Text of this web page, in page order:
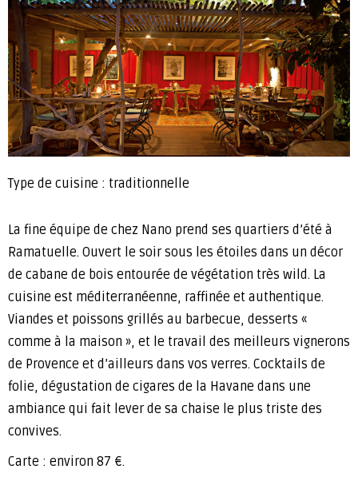
Type de cuisine : traditionnelle
La fine équipe de chez Nano prend ses quartiers d’été à
Ramatuelle. Ouvert le soir sous les étoiles dans un décor
de cabane de bois entourée de végétation très wild. La
cuisine est méditerranéenne, raffinée et authentique.
Viandes et poissons grillés au barbecue, desserts «
comme à la maison », et le travail des meilleurs vignerons
de Provence et d’ailleurs dans vos verres. Cocktails de
folie, dégustation de cigares de la Havane dans une
ambiance qui fait lever de sa chaise le plus triste des
convives.
Carte : environ 87 €.